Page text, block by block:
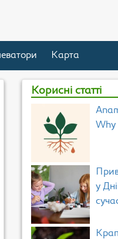
Карта
Корисні статті
Why
у